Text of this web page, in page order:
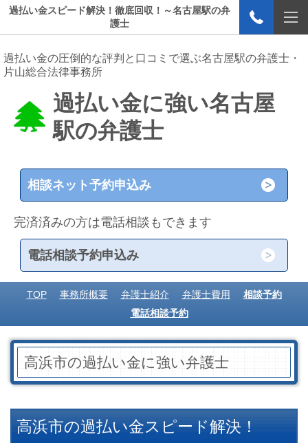
過払い金スピード解決！徹底回収！～名古屋駅の弁
護士
過払い金の圧倒的な評判と口コミで選ぶ名古屋駅の弁護士・
片山総合法律事務所
過払い金に強い名古屋
駅の弁護士
相談ネット予約申込み
完済済みの方は電話相談もできます
電話相談予約申込み
TOP 事務所概要 弁護士紹介 弁護士費用
相談予約
電話相談予約
高浜市の過払い金に強い弁護士
高浜市の過払い金スピード解決！